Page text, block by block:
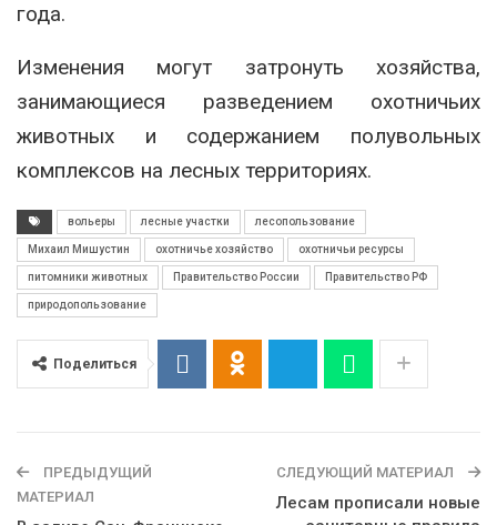
года.
Изменения могут затронуть хозяйства,
занимающиеся разведением охотничьих
животных и содержанием полувольных
комплексов на лесных территориях.
вольеры лесные участки лесопользование
Михаил Мишустин охотничье хозяйство охотничьи ресурсы
питомники животных Правительство России Правительство РФ
природопользование
Поделиться
ПРЕДЫДУЩИЙ
МАТЕРИАЛ
СЛЕДУЮЩИЙ МАТЕРИАЛ
Лесам прописали новые